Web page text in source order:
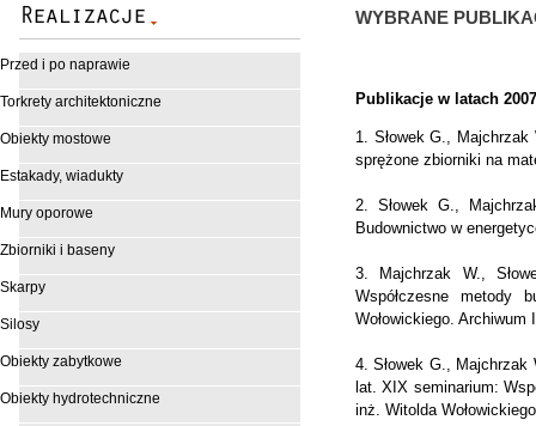
Przed i po naprawie
Torkrety architektoniczne
Obiekty mostowe
Estakady, wiadukty
Mury oporowe
Zbiorniki i baseny
Skarpy
Silosy
Obiekty zabytkowe
Obiekty hydrotechniczne
WYBRANE
Publikacje w latach
1. Słowek G.,
sprężone zbiorniki na
2. Słowek G.,
Budownictwo w
3. Majchrzak W.,
Współczesne metody
Wołowickiego.
4. Słowek G., Majchrzak
lat. XIX seminarium:
inż. Witolda